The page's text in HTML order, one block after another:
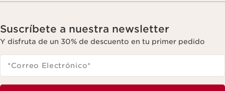
Suscríbete a nuestra newsletter
Y disfruta de un 30% de descuento en tu primer pedido
*Correo Electrónico*